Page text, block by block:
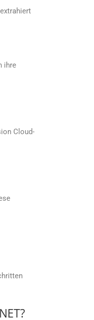
ihre
Cloud-